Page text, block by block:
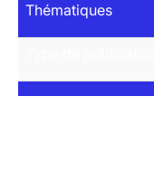
Thématiques